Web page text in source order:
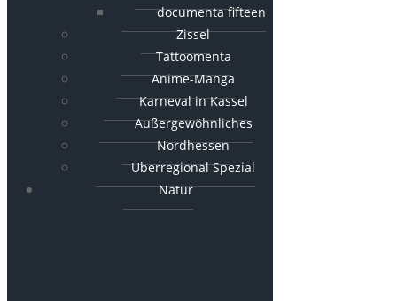
documenta fifteen
Zissel
Tattoomenta
Anime-Manga
Karneval in Kassel
Außergewöhnliches
Nordhessen
Überregional Spezial
Natur